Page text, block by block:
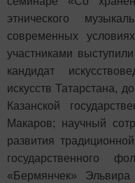
этнического
современных
участниками
кандидат
искусств Татарстана,
Казанской
Макаров; научный
развития
государственного
«Бермянчек»